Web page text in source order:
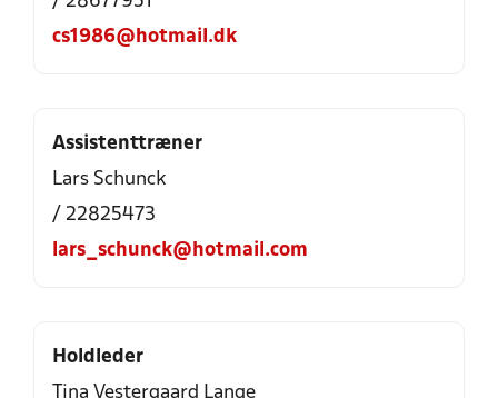
cs1986@hotmail.dk
Assistenttræner
Lars Schunck
/ 22825473
lars_schunck@hotmail.com
Holdleder
Tina Vestergaard Lange